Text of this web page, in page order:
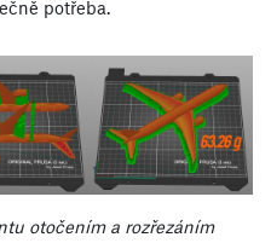
potřeba.
otočením a rozřezáním